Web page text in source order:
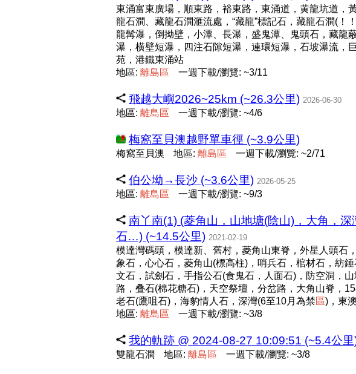
東涌富東廣場，順東路，裕東路，東涌道，黄龍坑道，
龍石澗、藏龍石澗滙流處，“藏龍”標記石，藏龍石澗(！
龍髯瀑，倒拗壁，小潭、長瀑，盛鬼潭、鬼頭石，藏龍
瀑，横壁短瀑，四注石隙短瀑，連環短瀑，石坡瀑流，
苑，港鐵東涌站
地區: 離島區 一週下載/瀏覽: ~3/11
飛越大嶼2026~25km (~26.3公里) 2026-06-30
地區: 離島區 一週下載/瀏覽: ~4/6
梅窩至貝澳越野單車徑 (~3.9公里)
梅窩至貝澳 地區: 離島區 一週下載/瀏覽: ~2/71
伯公坳→長沙 (~3.6公里) 2026-05-25
地區: 離島區 一週下載/瀏覽: ~9/3
南丫南(1) (菱角山，山地塘(陰山)，大角，
石…) (~14.5公里) 2021-02-19
模達灣碼頭，模達新、舊村，菱角山東脊，外星人頭石
象石，心心石，菱角山(標高柱)，哨兵石，棺材石，紡
文石，試劍石，手指公石(食鬼石，人面石)，防空洞，
路，叠石(棉花糖石)，天空祭壇，分岔路，大角山脊，
老石(鷹咀石)，海豹情人石，深灣(6至10月為禁區)，東
地區: 離島區 一週下載/瀏覽: ~3/8
我的軌跡 @ 2024-08-27 10:09:51 (~5.4公里
雙龍石澗 地區: 離島區 一週下載/瀏覽: ~3/8